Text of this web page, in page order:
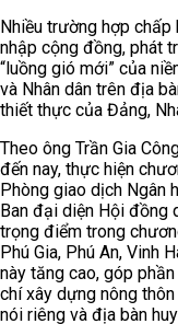
Nhiều trường hợp
nhập cộng đồng, phát
“luồng gió mới” của
và Nhân dân trên địa
thiết thực của Đảng,
Theo ông Trần Gia
đến nay, thực hiện
Phòng giao dịch Ngân
Ban đại diện Hội đồng
trọng điểm trong
Phú Gia, Phú An, Vinh
này tăng cao, góp
chí xây dựng nông
nói riêng và địa bàn